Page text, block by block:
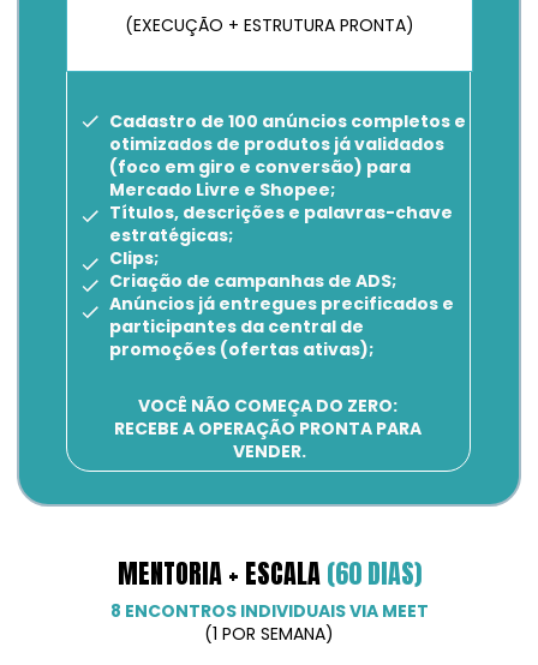
MENTORIA + ESCALA (60 DIAS)
8 ENCONTROS INDIVIDUAIS VIA MEET
(1 POR SEMANA)
(EXECUÇÃO + ESTRUTURA PRONTA)
Cadastro de 100 anúncios completos e
otimizados de produtos já validados
(foco em giro e conversão) para
Mercado Livre e Shopee;
Títulos, descrições e palavras-chave
estratégicas;
Clips;
Criação de campanhas de ADS;
Anúncios já entregues precificados e
participantes da central de
promoções (ofertas ativas);
VOCÊ NÃO COMEÇA DO ZERO:
RECEBE A OPERAÇÃO PRONTA PARA
VENDER.